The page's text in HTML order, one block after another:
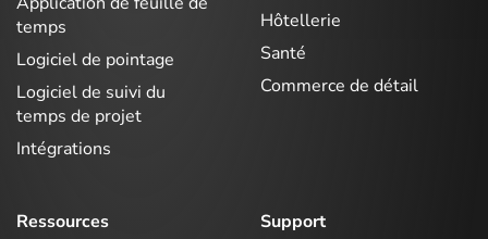
temps
Logiciel de pointage
Logiciel de suivi du
temps de projet
Intégrations
Hôtellerie
Santé
Commerce de détail
Ressources
Support